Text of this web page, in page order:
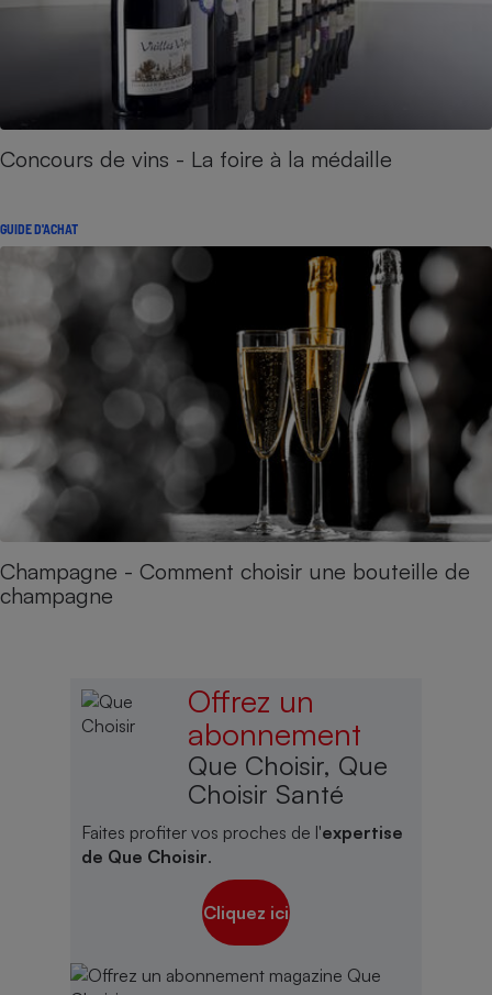
Concours de vins - La foire à la médaille
GUIDE D'ACHAT
Champagne - Comment choisir une bouteille de
champagne
Offrez un
abonnement
Que Choisir, Que
Choisir Santé
Faites profiter vos proches de l'expertise
de Que Choisir.
Cliquez ici